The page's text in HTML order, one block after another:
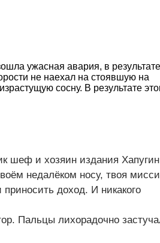
ужасная авария, в результате
не наехал на стоявшую на
сосну. В результате
шеф и хозяин издания
недалёком носу, твоя
доход. И никакого
Пальцы лихорадочно